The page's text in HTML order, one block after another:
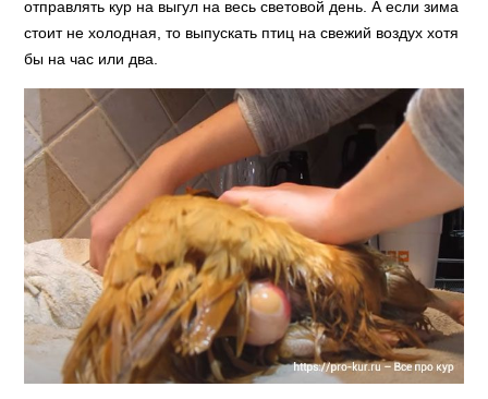
отправлять кур на выгул на весь световой день. А если зима
стоит не холодная, то выпускать птиц на свежий воздух хотя
бы на час или два.